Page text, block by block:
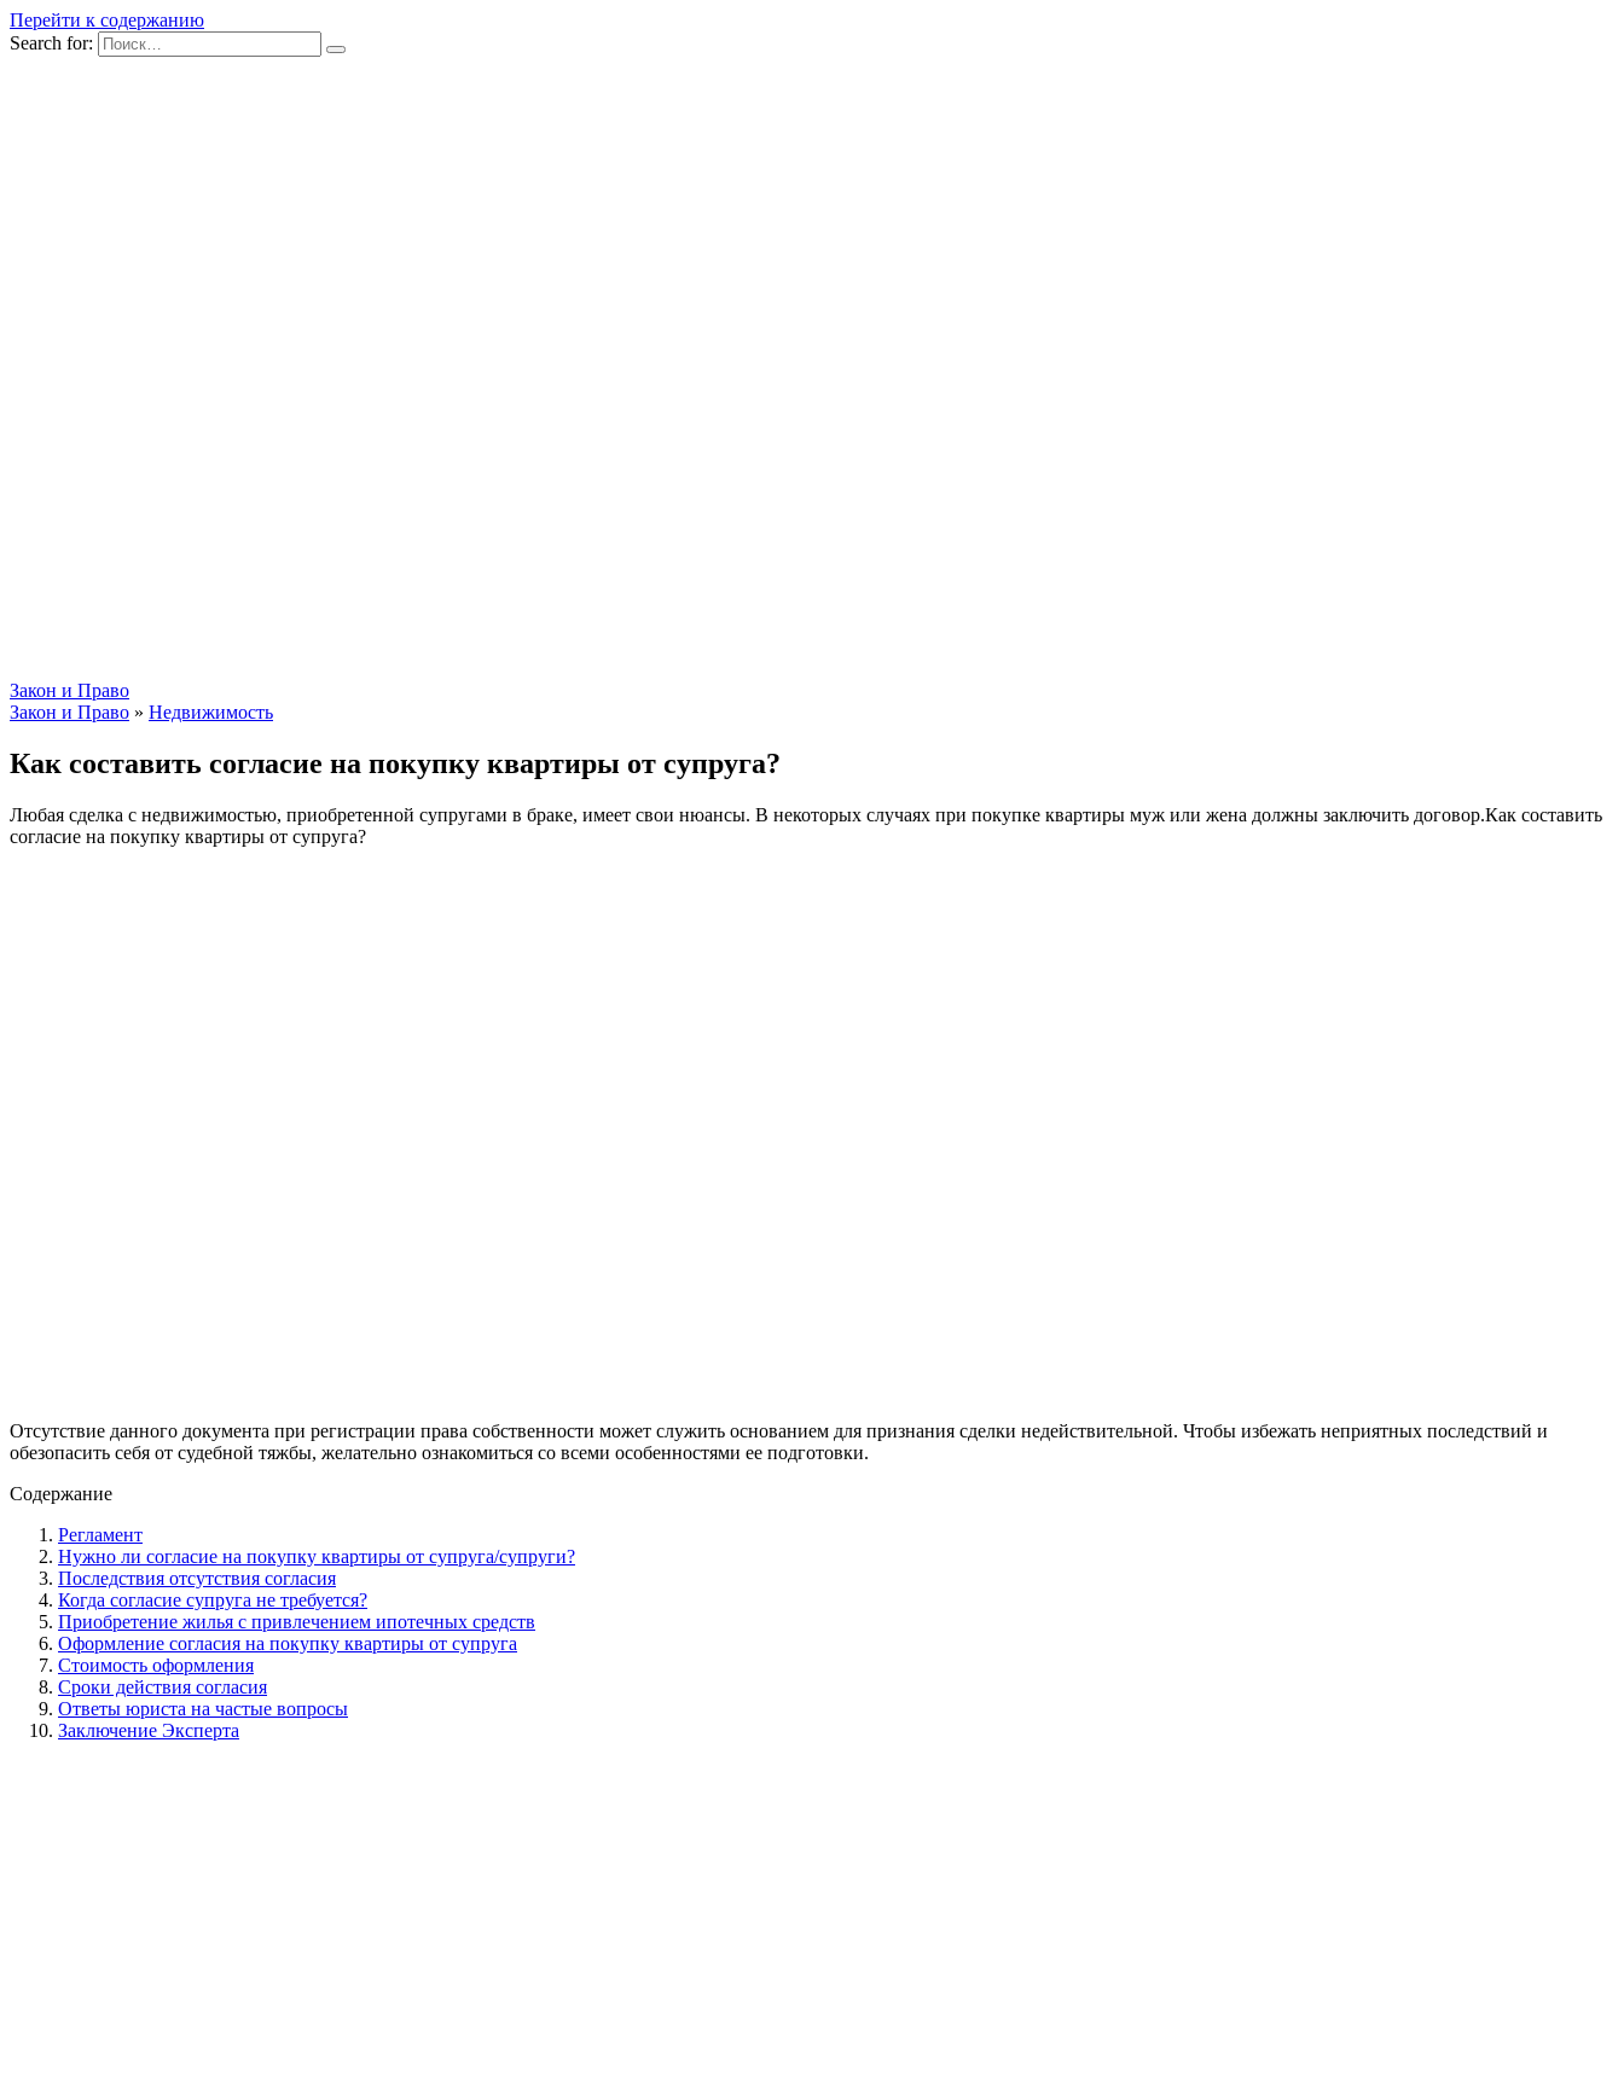
Перейти к содержанию
Search for:
Закон и Право
Закон и Право » Недвижимость
Как составить согласие на покупку квартиры от супруга?
Любая сделка с недвижимостью, приобретенной супругами в браке, имеет свои нюансы. В некоторых случаях при покупке квартиры муж или жена должны заключить договор.Как составить
согласие на покупку квартиры от супруга?
Отсутствие данного документа при регистрации права собственности может служить основанием для признания сделки недействительной. Чтобы избежать неприятных последствий и
обезопасить себя от судебной тяжбы, желательно ознакомиться со всеми особенностями ее подготовки.
Содержание
Регламент
Нужно ли согласие на покупку квартиры от супруга/супруги?
Последствия отсутствия согласия
Когда согласие супруга не требуется?
Приобретение жилья с привлечением ипотечных средств
Оформление согласия на покупку квартиры от супруга
Cтоимость оформления
Сроки действия согласия
Ответы юриста на частые вопросы
Заключение Эксперта